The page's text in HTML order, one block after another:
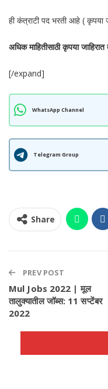
ही कंत्राटी पद भरती आहे ( कृपया
अधिक माहितीसाठी कृपया जाहिरात
[/expand]
WhatsApp Channel
Telegram Group
Share
PREV POST
Mul Jobs 2022 | मूल
तालुक्यातील जॉब्स: 11 सप्टेंबर
2022